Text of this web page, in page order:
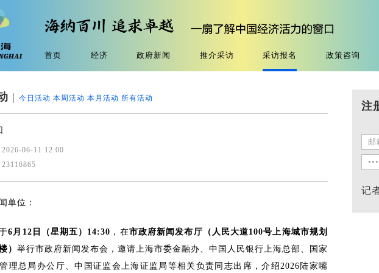
首页 经济 政府新闻 推介采访 采访报名 政策咨询
| 今日活动 本周活动 本月活动 所有活动
2026-06-11 12:00
23116865
闻单位：
6月12日（星期五）14:30 ，在市政府新闻发布厅（人民大道100号上海城市规划
） 举行市政府新闻发布会，邀请上海市委金融办、 中国人民银行上海总部、国家
理总局办公厅、中国证监会上海证监局等相关负责同志出席，介绍2026陆家嘴
注
记